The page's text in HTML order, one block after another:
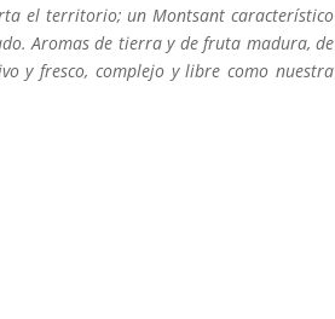
el territorio; un Montsant característico
Aromas de tierra y de fruta madura, de
y fresco, complejo y libre como nuestra